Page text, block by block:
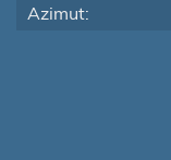
Azimut: